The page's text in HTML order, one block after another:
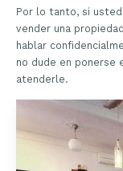
Por lo tanto, si
vender una
hablar
no dude en ponerse
atenderle.